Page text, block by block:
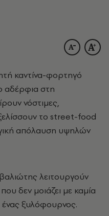
καντίνα-φορτηγό
αδέρφια στη
νόστιμες,
το street-food
απόλαυση υψηλών
λειτουργούν
δεν μοιάζει με καμία
ένας ξυλόφουρνος.